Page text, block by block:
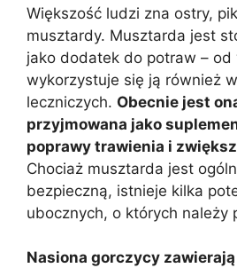
Większość ludzi zna ostry,
musztardy. Musztarda jest
jako dodatek do potraw – od
wykorzystuje się ją również
leczniczych. Obecnie jest
przyjmowana jako
poprawy trawienia i
Chociaż musztarda jest
bezpieczną, istnieje kilka
ubocznych, o których należy
Nasiona gorczycy